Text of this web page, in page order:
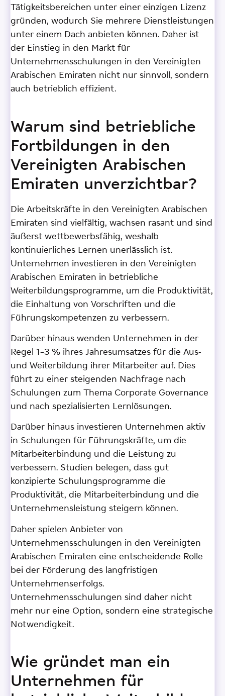
Tätigkeitsbereichen unter einer einzigen Lizenz
gründen, wodurch Sie mehrere Dienstleistungen
unter einem Dach anbieten können. Daher ist
der Einstieg in den Markt für
Unternehmensschulungen in den Vereinigten
Arabischen Emiraten nicht nur sinnvoll, sondern
auch betrieblich effizient.
Warum sind betriebliche
Fortbildungen in den
Vereinigten Arabischen
Emiraten unverzichtbar?
Die Arbeitskräfte in den Vereinigten Arabischen
Emiraten sind vielfältig, wachsen rasant und sind
äußerst wettbewerbsfähig, weshalb
kontinuierliches Lernen unerlässlich ist.
Unternehmen investieren in den Vereinigten
Arabischen Emiraten in betriebliche
Weiterbildungsprogramme, um die Produktivität,
die Einhaltung von Vorschriften und die
Führungskompetenzen zu verbessern.
Darüber hinaus wenden Unternehmen in der
Regel 1–3 % ihres Jahresumsatzes für die Aus-
und Weiterbildung ihrer Mitarbeiter auf. Dies
führt zu einer steigenden Nachfrage nach
Schulungen zum Thema Corporate Governance
und nach spezialisierten Lernlösungen.
Darüber hinaus investieren Unternehmen aktiv
in Schulungen für Führungskräfte, um die
Mitarbeiterbindung und die Leistung zu
verbessern. Studien belegen, dass gut
konzipierte Schulungsprogramme die
Produktivität, die Mitarbeiterbindung und die
Unternehmensleistung steigern können.
Daher spielen Anbieter von
Unternehmensschulungen in den Vereinigten
Arabischen Emiraten eine entscheidende Rolle
bei der Förderung des langfristigen
Unternehmenserfolgs.
Unternehmensschulungen sind daher nicht
mehr nur eine Option, sondern eine strategische
Notwendigkeit.
Wie gründet man ein
Unternehmen für